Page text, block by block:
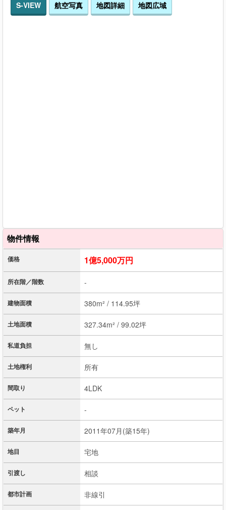
S-VIEW 航空写真 地図詳細 地図広域
物件情報
価格 1億5,000万円
所在階／階数 -
建物面積 380m² / 114.95坪
土地面積 327.34m² / 99.02坪
私道負担 無し
土地権利 所有
間取り 4LDK
ペット -
築年月 2011年07月(築15年)
地目 宅地
引渡し 相談
都市計画 非線引